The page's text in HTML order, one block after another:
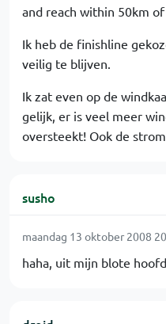
and reach within 50km
Ik heb de finishline
veilig te blijven.
Ik zat even op de
gelijk, er is veel meer
oversteekt! Ook de
susho
maandag 13 oktober 2008
haha, uit mijn blote hoofd